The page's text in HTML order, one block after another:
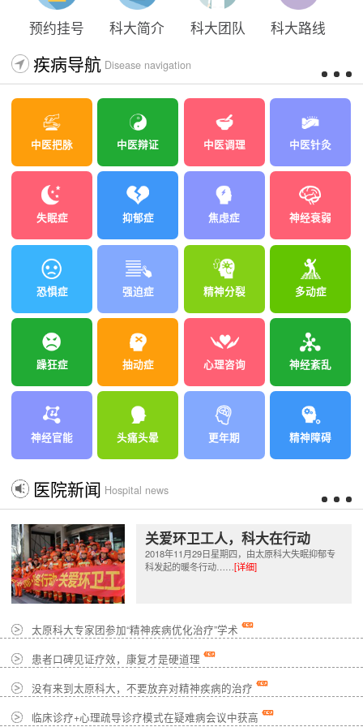
预约挂号 科大简介 科大团队 科大路线
疾病导航 Disease navigation
中医把脉 中医辩证 中医调理 中医针灸
失眠症 抑郁症 焦虑症 神经衰弱
恐惧症 强迫症 精神分裂 多动症
躁狂症 抽动症 心理咨询 神经紊乱
神经官能 头痛头晕 更年期 精神障碍
医院新闻 Hospital news
关爱环卫工人，科大在行动
2018年11月29日星期四，由太原科大失眠抑郁专
科发起的暖冬行动……[详细]
太原科大专家团参加“精神疾病优化治疗”学术
患者口碑见证疗效，康复才是硬道理
没有来到太原科大，不要放弃对精神疾病的治疗
临床诊疗+心理疏导诊疗模式在疑难病会议中获高